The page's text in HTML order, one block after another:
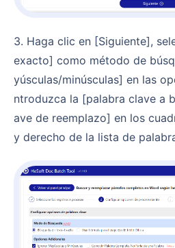
3. Haga clic en [Siguiente], seleccione [Buscar texto
exacto] como método de
yúsculas/minúsculas] en las
ntroduzca la [palabra clave a
ave de reemplazo] en los
y derecho de la lista de